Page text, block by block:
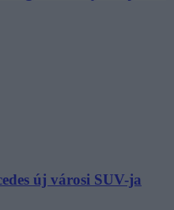
új városi SUV-ja